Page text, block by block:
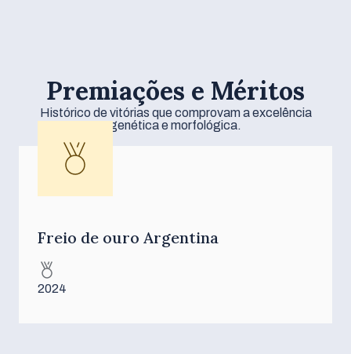
Premiações e Méritos
Histórico de vitórias que comprovam a excelência
genética e morfológica.
Freio de ouro Argentina
2024